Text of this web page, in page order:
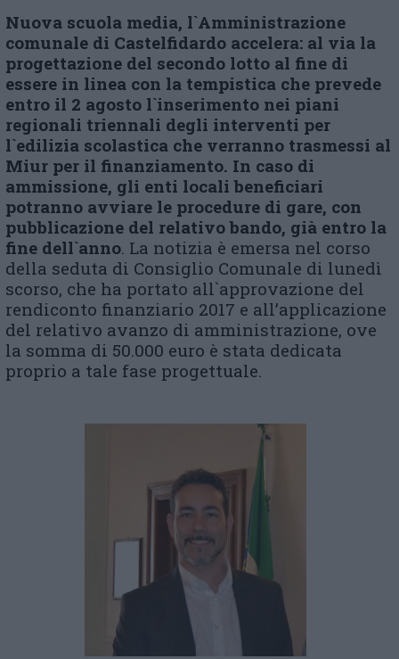
Nuova scuola media, l`Amministrazione
comunale di Castelfidardo accelera: al via la
progettazione del secondo lotto al fine di
essere in linea con la tempistica che prevede
entro il 2 agosto l`inserimento nei piani
regionali triennali degli interventi per
l`edilizia scolastica che verranno trasmessi al
Miur per il finanziamento. In caso di
ammissione, gli enti locali beneficiari
potranno avviare le procedure di gare, con
pubblicazione del relativo bando, già entro la
fine dell`anno. La notizia è emersa nel corso
della seduta di Consiglio Comunale di lunedì
scorso, che ha portato all`approvazione del
rendiconto finanziario 2017 e all’applicazione
del relativo avanzo di amministrazione, ove
la somma di 50.000 euro è stata dedicata
proprio a tale fase progettuale.